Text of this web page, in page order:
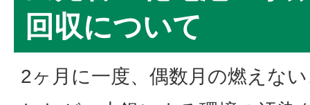
回収について
2ヶ月に一度、偶数月の燃えな